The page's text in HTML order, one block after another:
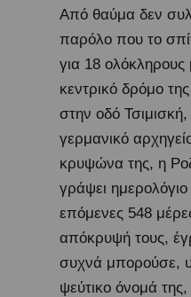
Από θαύμα δεν
παρόλο που το
για 18 ολόκληρους
κεντρικό δρόμο
στην οδό
γερμανικό
κρυψώνα της, η
γράψει ημερολόγιο
επόμενες 548
απόκρυψή τους,
συχνά μπορούσε,
ψεύτικο όνομά